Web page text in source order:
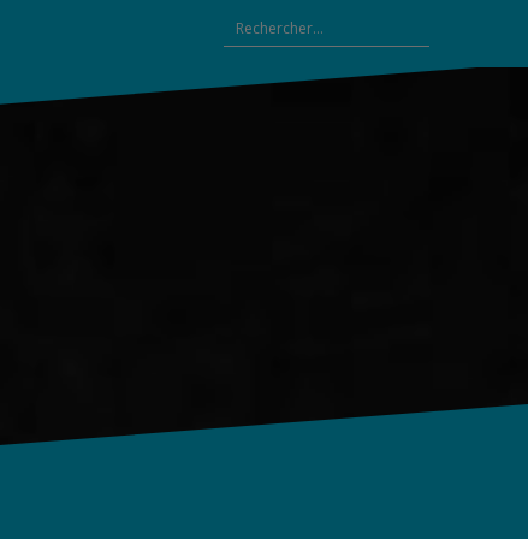
Rechercher :